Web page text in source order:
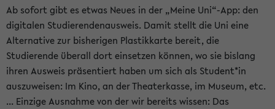
Ab sofort gibt es etwas Neues in der „Meine Uni“-App: den
digitalen Studierendenausweis. Damit stellt die Uni eine
Alternative zur bisherigen Plastikkarte bereit, die
Studierende überall dort einsetzen können, wo sie bislang
ihren Ausweis präsentiert haben um sich als Student*in
auszuweisen: Im Kino, an der Theaterkasse, im Museum, etc.
... Einzige Ausnahme von der wir bereits wissen: Das